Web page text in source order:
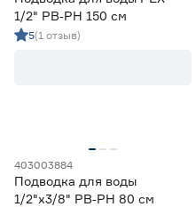
1/2" РВ‑РН 150 см
5(1 отзыв)
403003884
Подводка для воды
1/2"х3/8" РВ‑РН 80 см